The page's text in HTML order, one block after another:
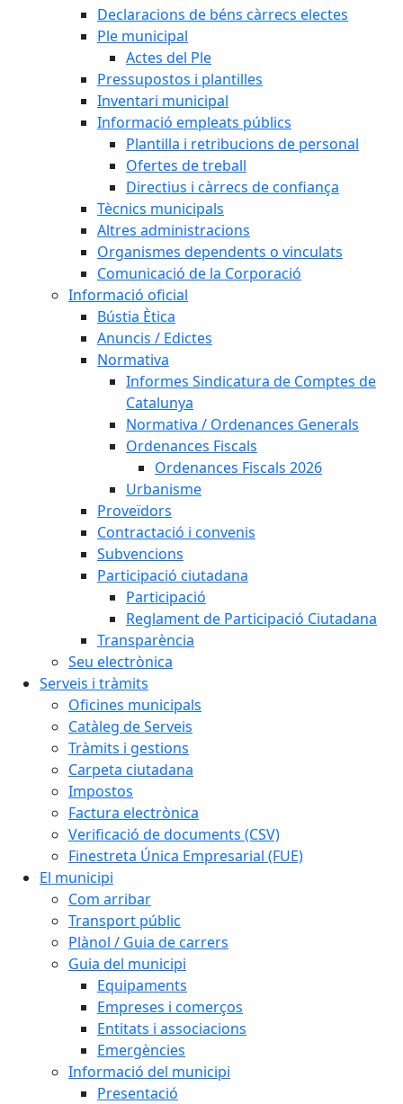
Declaracions de béns càrrecs electes
Ple municipal
Actes del Ple
Pressupostos i plantilles
Inventari municipal
Informació empleats públics
Plantilla i retribucions de personal
Ofertes de treball
Directius i càrrecs de confiança
Tècnics municipals
Altres administracions
Organismes dependents o vinculats
Comunicació de la Corporació
Informació oficial
Bústia Ètica
Anuncis / Edictes
Normativa
Informes Sindicatura de Comptes de
Catalunya
Normativa / Ordenances Generals
Ordenances Fiscals
Ordenances Fiscals 2026
Urbanisme
Proveïdors
Contractació i convenis
Subvencions
Participació ciutadana
Participació
Reglament de Participació Ciutadana
Transparència
Seu electrònica
Serveis i tràmits
Oficines municipals
Catàleg de Serveis
Tràmits i gestions
Carpeta ciutadana
Impostos
Factura electrònica
Verificació de documents (CSV)
Finestreta Única Empresarial (FUE)
El municipi
Com arribar
Transport públic
Plànol / Guia de carrers
Guia del municipi
Equipaments
Empreses i comerços
Entitats i associacions
Emergències
Informació del municipi
Presentació